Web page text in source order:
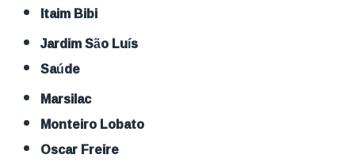
Itaim Bibi
Jardim São Luís
Saúde
Marsilac
Monteiro Lobato
Oscar Freire